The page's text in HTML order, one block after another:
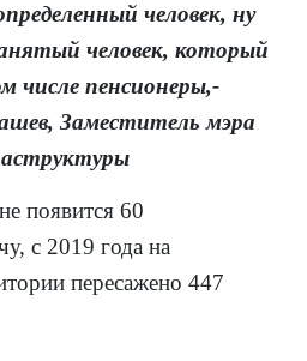
человек, ну
человек, который
числе пенсионеры,-
Заместитель мэра
появится 60
с 2019 года на
пересажено 447